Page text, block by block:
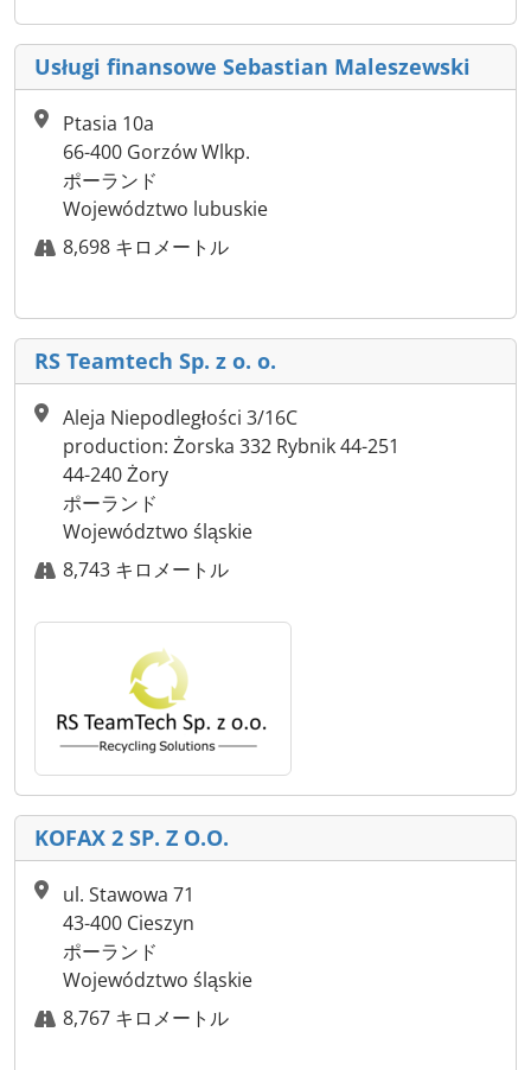
Usługi finansowe Sebastian Maleszewski
Ptasia 10a
66-400 Gorzów Wlkp.
ポーランド
Województwo lubuskie
8,698 キロメートル
RS Teamtech Sp. z o. o.
Aleja Niepodległości 3/16C
production: Żorska 332 Rybnik 44-251
44-240 Żory
ポーランド
Województwo śląskie
8,743 キロメートル
KOFAX 2 SP. Z O.O.
ul. Stawowa 71
43-400 Cieszyn
ポーランド
Województwo śląskie
8,767 キロメートル